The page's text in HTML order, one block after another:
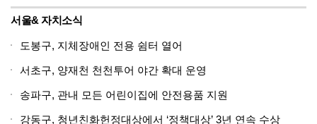
서울& 자치소식
도봉구, 지체장애인 전용 쉼터 열어
서초구, 양재천 천천투어 야간 확대 운영
송파구, 관내 모든 어린이집에 안전용품 지원
강동구, 청년친화헌정대상에서 ‘정책대상’ 3년 연속 수상